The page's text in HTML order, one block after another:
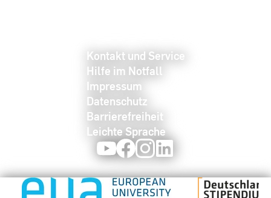
Kontakt und Service
Hilfe im Notfall
Impressum
Datenschutz
Barrierefreiheit
Leichte Sprache
YoutubeFacebookInstagram